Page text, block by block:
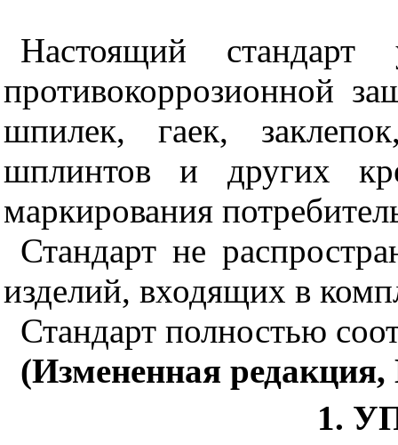
Настоящий стандарт
противокоррозионной
шпилек, гаек,
шплинтов и других
маркирования
Стандарт не
изделий, входящих в
Стандарт полностью
(Измененная
1.